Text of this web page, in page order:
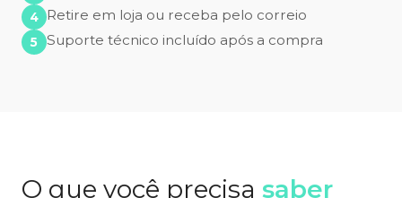
Retire em loja ou receba pelo correio
Suporte técnico incluído após a compra
O que você precisa saber